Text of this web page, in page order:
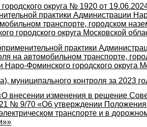
округа № 1920 от
практики Администрации
транспорте, городском
городского округа Московской
практики
на автомобильном транспорте,
Фоминского городского округа
муниципального контроля за 2023
внесении изменения в решение
№ 9/70 «Об утверждении
транспорте и в